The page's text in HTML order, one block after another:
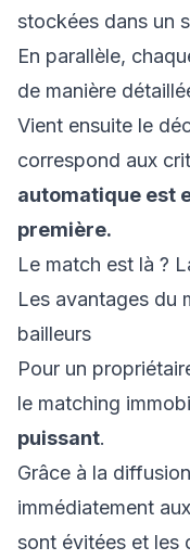
stockées dans un
En parallèle,
de manière
Vient ensuite le
correspond aux
automatique est
première.
Le match est là ?
Les avantages du
bailleurs
Pour un
le matching
puissant.
Grâce à la
immédiatement
sont évitées et les